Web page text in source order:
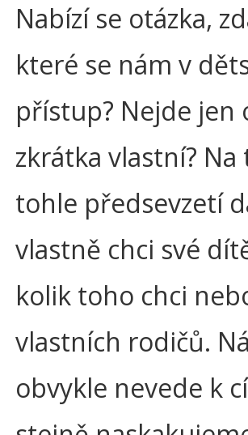
Nabízí se otázka,
které se nám v
přístup? Nejde jen
zkrátka vlastní?
tohle předsevzetí
vlastně chci své
kolik toho chci
vlastních rodičů.
obvykle nevede k